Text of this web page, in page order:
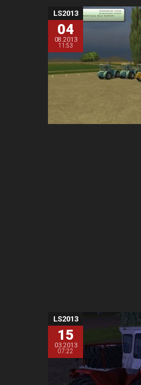
LS2013
04
08.2013
11:53
LS2013
15
03.2013
07:22